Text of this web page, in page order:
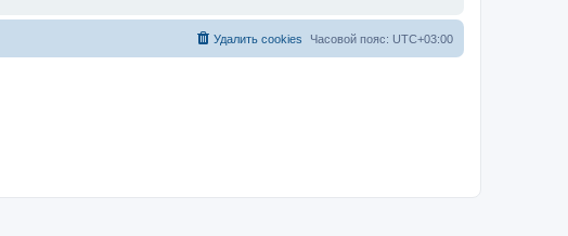
Часовой пояс: UTC+03:00
Удалить cookies